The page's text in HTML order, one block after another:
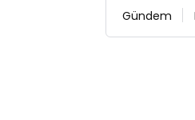
Gündem